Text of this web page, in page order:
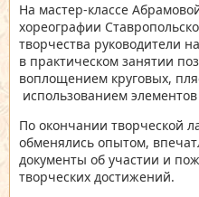
На мастер-классе
хореографии
творчества руководители
в практическом занятии
воплощением круговых,
использованием
По окончании творческой
обменялись опытом,
документы об участии и
творческих достижений.